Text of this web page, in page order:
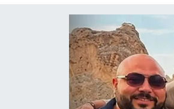
KÜLTÜR SANAT
MAGAZİN
POLİTİKA